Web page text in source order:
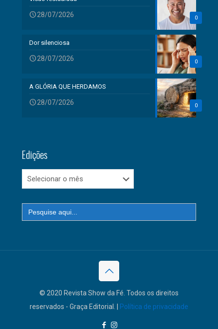
0
28/07/2026
0
Dor silenciosa
28/07/2026
0
A GLÓRIA QUE HERDAMOS
28/07/2026
Edições
Edições
Search
for:
© 2020 Revista Show da Fé. Todos os direitos
reservados - Graça Editorial. |
Política de privacidade